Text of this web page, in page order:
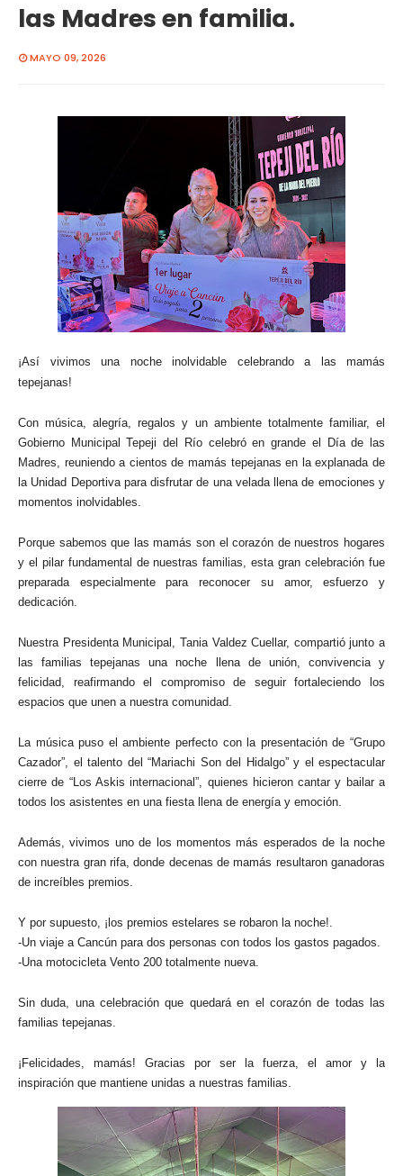
las Madres en familia.
MAYO 09, 2026
¡Así vivimos una noche inolvidable celebrando a las mamás
tepejanas!
Con música, alegría, regalos y un ambiente totalmente familiar, el
Gobierno Municipal Tepeji del Río celebró en grande el Día de las
Madres, reuniendo a cientos de mamás tepejanas en la explanada de
la Unidad Deportiva para disfrutar de una velada llena de emociones y
momentos inolvidables.
Porque sabemos que las mamás son el corazón de nuestros hogares
y el pilar fundamental de nuestras familias, esta gran celebración fue
preparada especialmente para reconocer su amor, esfuerzo y
dedicación.
Nuestra Presidenta Municipal, Tania Valdez Cuellar, compartió junto a
las familias tepejanas una noche llena de unión, convivencia y
felicidad, reafirmando el compromiso de seguir fortaleciendo los
espacios que unen a nuestra comunidad.
La música puso el ambiente perfecto con la presentación de “Grupo
Cazador”, el talento del “Mariachi Son del Hidalgo” y el espectacular
cierre de “Los Askis internacional”, quienes hicieron cantar y bailar a
todos los asistentes en una fiesta llena de energía y emoción.
Además, vivimos uno de los momentos más esperados de la noche
con nuestra gran rifa, donde decenas de mamás resultaron ganadoras
de increíbles premios.
Y por supuesto, ¡los premios estelares se robaron la noche!.
-Un viaje a Cancún para dos personas con todos los gastos pagados.
-Una motocicleta Vento 200 totalmente nueva.
Sin duda, una celebración que quedará en el corazón de todas las
familias tepejanas.
¡Felicidades, mamás! Gracias por ser la fuerza, el amor y la
inspiración que mantiene unidas a nuestras familias.